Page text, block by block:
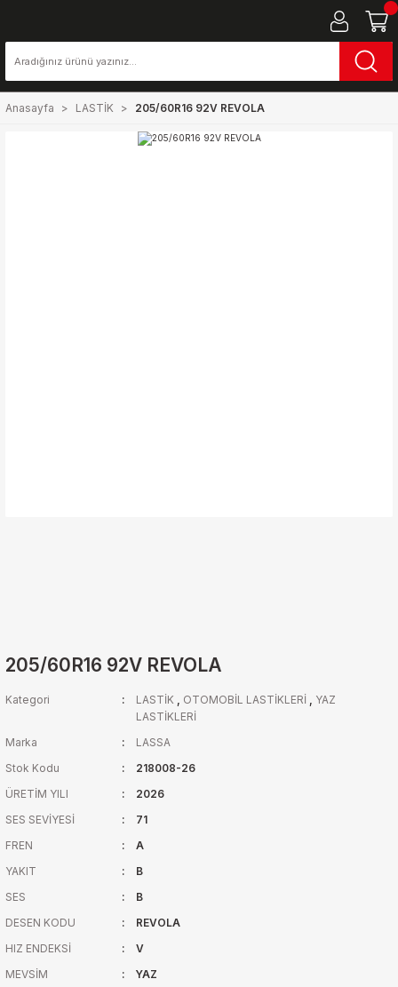
Anasayfa LASTİK 205/60R16 92V REVOLA
205/60R16 92V REVOLA
Kategori LASTİK , OTOMOBİL LASTİKLERİ , YAZ
LASTİKLERİ
Marka
LASSA
Stok Kodu
218008-26
ÜRETİM YILI
2026
SES SEVİYESİ
71
FREN
A
YAKIT
B
SES
B
DESEN KODU
REVOLA
HIZ ENDEKSİ
V
MEVSİM
YAZ